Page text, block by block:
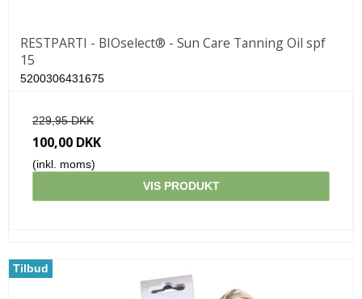
RESTPARTI - BIOselect® - Sun Care Tanning Oil spf
15
5200306431675
229,95 DKK
100,00 DKK
(inkl. moms)
VIS PRODUKT
Tilbud